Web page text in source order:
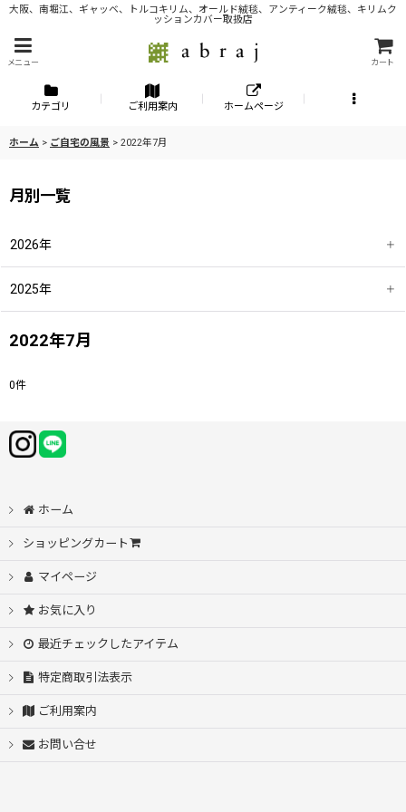
大阪、南堀江、ギャッベ、トルコキリム、オールド絨毯、アンティーク絨毯、キリムク
ッションカバー取扱店
メニュー カート
カテゴリ ご利用案内 ホームページ
ホーム > ご自宅の風景 > 2022年7月
2022年7月
0件
月別一覧
2026年
2025年
ホーム
ショッピングカート
マイページ
お気に入り
最近チェックしたアイテム
特定商取引法表示
ご利用案内
お問い合せ